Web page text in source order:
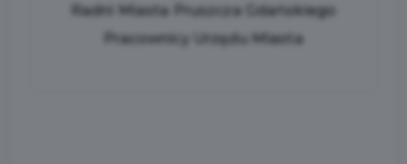
Radni Miasta Pruszcza Gdańskiego
Pracownicy Urzędu Miasta